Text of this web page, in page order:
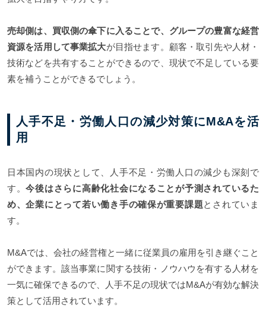
売却側は、買収側の傘下に入ることで、グループの豊富な経営
資源を活用して事業拡大が目指せます。顧客・取引先や人材・
技術などを共有することができるので、現状で不足している要
素を補うことができるでしょう。
人手不足・労働人口の減少対策にM&Aを活
用
日本国内の現状として、人手不足・労働人口の減少も深刻で
す。今後はさらに高齢化社会になることが予測されているた
め、企業にとって若い働き手の確保が重要課題とされていま
す。
M&Aでは、会社の経営権と一緒に従業員の雇用を引き継ぐこと
ができます。該当事業に関する技術・ノウハウを有する人材を
一気に確保できるので、人手不足の現状ではM&Aが有効な解決
策として活用されています。